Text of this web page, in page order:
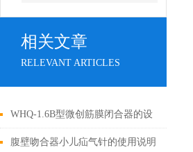
相关文章
RELEVANT ARTICLES
WHQ-1.6B型微创筋膜闭合器的设
计原理与应用
腹壁吻合器小儿疝气针的使用说明